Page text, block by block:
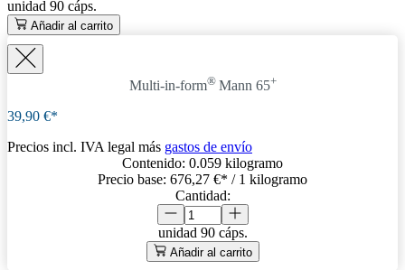
unidad 90 cáps.
Añadir al carrito
Multi-in-form® Mann 65+
39,90 €*
Precios incl. IVA legal más gastos de envío
Contenido: 0.059 kilogramo
Precio base: 676,27 €* / 1 kilogramo
Cantidad:
unidad 90 cáps.
Añadir al carrito